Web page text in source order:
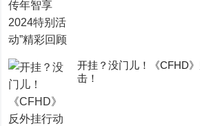
开挂？没门儿！《CFHD
击！